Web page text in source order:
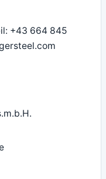
+43 664 845